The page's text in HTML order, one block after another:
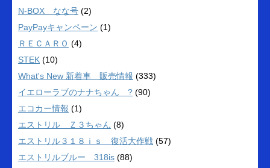
N-BOX なな号 (2)
PayPayキャンペーン (1)
ＲＥＣＡＲＯ (4)
STEK (10)
What's New 新着車 販売情報 (333)
イエローラブのナナちゃん ? (90)
エコカー情報 (1)
エストリル Ｚ３ちゃん (8)
エストリル３１８ｉｓ 復活大作戦 (57)
エストリルブルー 318is (88)